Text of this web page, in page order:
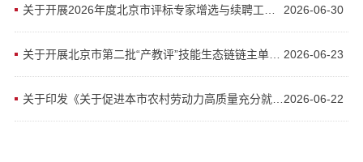
关于开展2026年度北京市评标专家增选与续聘工作的通知 2026-06-30
关于开展北京市第二批“产教评”技能生态链链主单位申报工作的通知 2026-06-23
关于印发《关于促进本市农村劳动力高质量充分就业的若干措施》的通知2026-06-22